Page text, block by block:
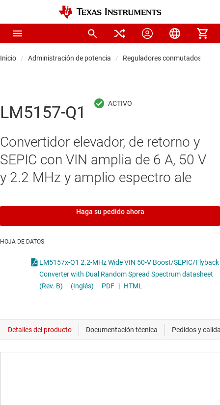
Inicio Administración de potencia Reguladores conmutados CC/
LM5157-Q1
Convertidor elevador, de retorno y
SEPIC con VIN amplia de 6 A, 50 V
y 2.2 MHz y amplio espectro ale
Haga su pedido ahora
HOJA DE DATOS
LM5157x-Q1 2.2-MHz Wide VIN 50-V Boost/SEPIC/Flyback
Converter with Dual Random Spread Spectrum datasheet
(Rev. B)
(Inglés) PDF | HTML